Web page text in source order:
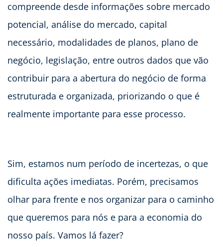
compreende desde informações sobre mercado
potencial, análise do mercado, capital
necessário, modalidades de planos, plano de
negócio, legislação, entre outros dados que vão
contribuir para a abertura do negócio de forma
estruturada e organizada, priorizando o que é
realmente importante para esse processo.
Sim, estamos num período de incertezas, o que
dificulta ações imediatas. Porém, precisamos
olhar para frente e nos organizar para o caminho
que queremos para nós e para a economia do
nosso país. Vamos lá fazer?